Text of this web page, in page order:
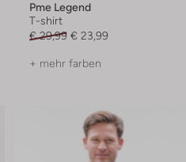
Pme Legend
T-shirt
€ 29,99 € 23,99
+ mehr farben